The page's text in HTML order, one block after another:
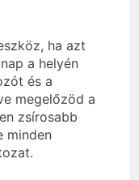
ha azt
a helyén
és a
megelőzöd a
zsírosabb
minden